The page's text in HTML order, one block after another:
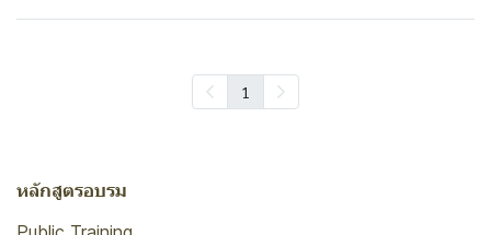
1
หลักสูตรอบรม